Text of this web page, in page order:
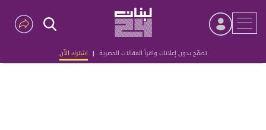
تصفّح بدون إعلانات واقرأ المقالات الحصرية | اشترك الآن
Advertisement